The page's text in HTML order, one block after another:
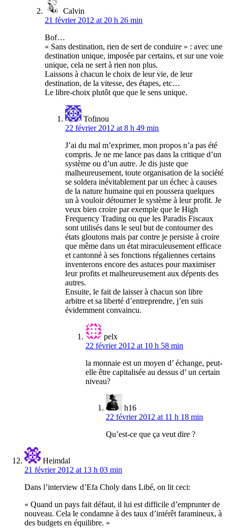
Calvin
21 février 2012 at 20 h 26 min
Bof…
« Sans destination, rien de sert de conduire » : avec une
destination unique, imposée par certains, et sur une voie
unique, cela ne sert à rien non plus.
Laissons à chacun le choix de leur vie, de leur
destination, de la vitesse, des étapes, etc…
Le libre-choix plutôt que que le sens unique.
Tofinou
22 février 2012 at 8 h 49 min
J’ai du mal m’exprimer, mon propos n’a pas été
compris. Je ne me lance pas dans la critique d’un
système ou d’un autre. Je dis juste que
malheureusement, toute organisation de la société
se soldera inévitablement par un échec à causes
de la nature humaine qui en poussera quelques
un à vouloir détourner le système à leur profit. Je
veux bien croire par exemple que le High
Frequency Trading ou que les Paradis Fiscaux
sont utilisés dans le seul but de contourner des
états gloutons mais par contre je persiste à croire
que même dans un état miraculeusement efficace
et cantonné à ses fonctions régaliennes certains
inventerons encore des astuces pour maximiser
leur profits et malheureusement aux dépents des
autres.
Ensuite, le fait de laisser à chacun son libre
arbitre et sa liberté d’entreprendre, j’en suis
évidemment convaincu.
pelx
22 février 2012 at 10 h 58 min
la monnaie est un moyen d’ échange, peut-
elle être capitalisée au dessus d’ un certain
niveau?
h16
22 février 2012 at 11 h 18 min
Qu’est-ce que ça veut dire ?
Heimdal
21 février 2012 at 13 h 03 min
Dans l’interview d’Efa Choly dans Libé, on lit ceci:
« Quand un pays fait défaut, il lui est difficile d’emprunter de
nouveau. Cela le condamne à des taux d’intérêt faramineux, à
des budgets en équilibre. »